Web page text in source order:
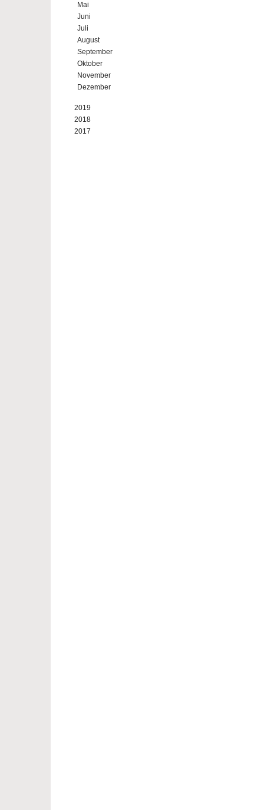
Mai
Juni
Juli
August
September
Oktober
November
Dezember
2019
2018
2017